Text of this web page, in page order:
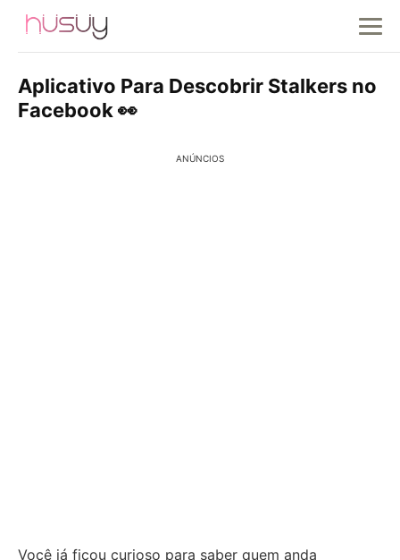
Aplicativo Para Descobrir Stalkers no
Facebook 👀
ANÚNCIOS
Você já ficou curioso para saber quem anda